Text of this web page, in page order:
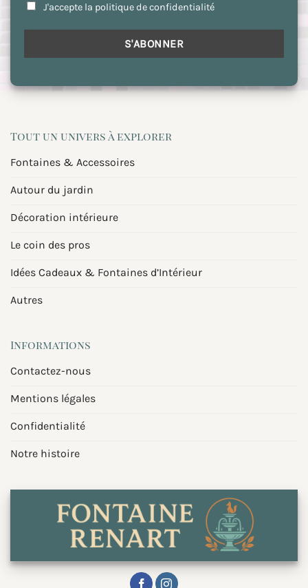
J'accepte la politique de confidentialité
Tout un univers à explorer
Fontaines & Accessoires
Autour du jardin
Décoration intérieure
Le coin des pros
Idées Cadeaux & Fontaines d’Intérieur
Autres
Informations
Contactez-nous
Mentions légales
Confidentialité
Notre histoire